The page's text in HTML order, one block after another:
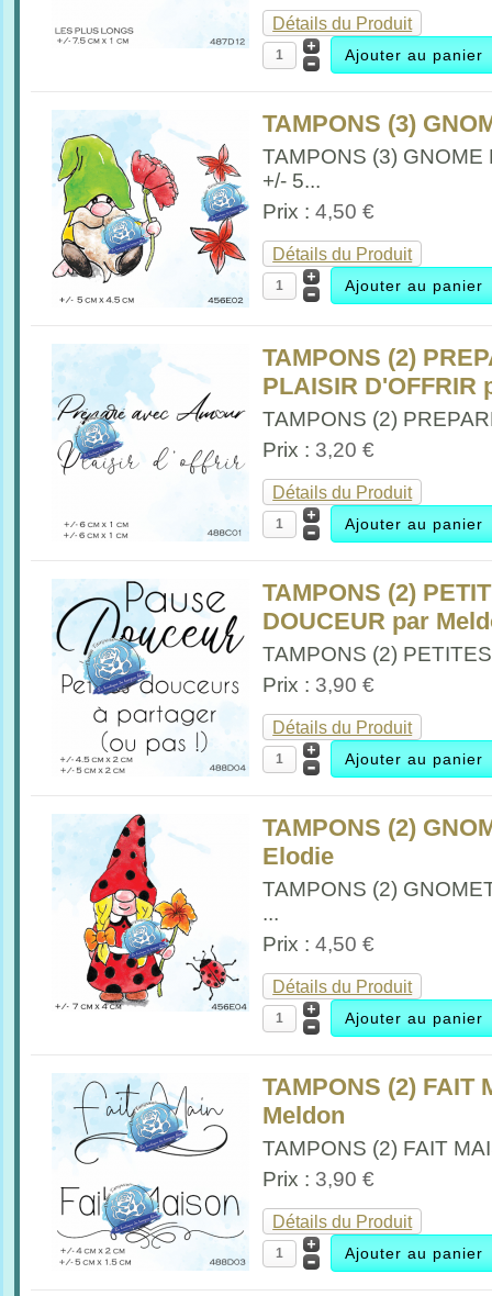
Détails du Produit
TAMPONS (3)
TAMPONS (3) GNOME
+/- 5...
Prix :4,50 €
Détails du Produit
TAMPONS (2)
PLAISIR D'OFFRIR
TAMPONS (2)
Prix : 3,20 €
Détails du Produit
TAMPONS (2)
DOUCEUR par
TAMPONS (2)
Prix : 3,90 €
Détails du Produit
TAMPONS (2)
Elodie
TAMPONS (2)
...
Prix :4,50 €
Détails du Produit
TAMPONS (2) FAIT
Meldon
TAMPONS (2) FAIT
Prix : 3,90 €
Détails du Produit